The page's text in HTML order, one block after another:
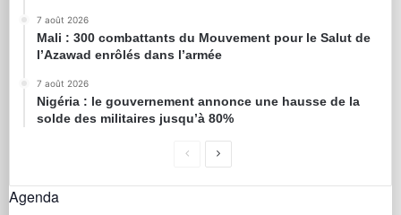
7 août 2026
Mali : 300 combattants du Mouvement pour le Salut de
l’Azawad enrôlés dans l’armée
7 août 2026
Nigéria : le gouvernement annonce une hausse de la
solde des militaires jusqu’à 80%
Agenda